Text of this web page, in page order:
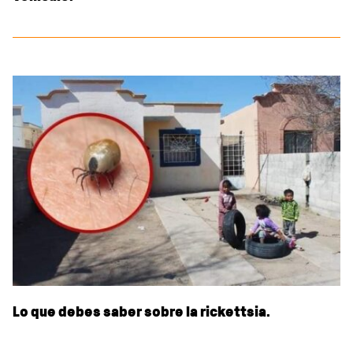
Lo que debes saber sobre la rickettsia.